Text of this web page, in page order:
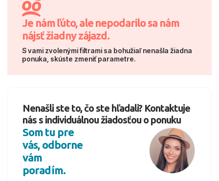
Je nám ľúto, ale nepodarilo sa nám
nájsť žiadny zájazd.
S vami zvolenými filtrami sa bohužiaľ nenašla žiadna
ponuka, skúste zmeniť parametre.
Nenašli ste to, čo ste hľadali? Kontaktuje
nás s individuálnou žiadosťou o ponuku
Som tu pre
vás, odborne
vám
poradím.